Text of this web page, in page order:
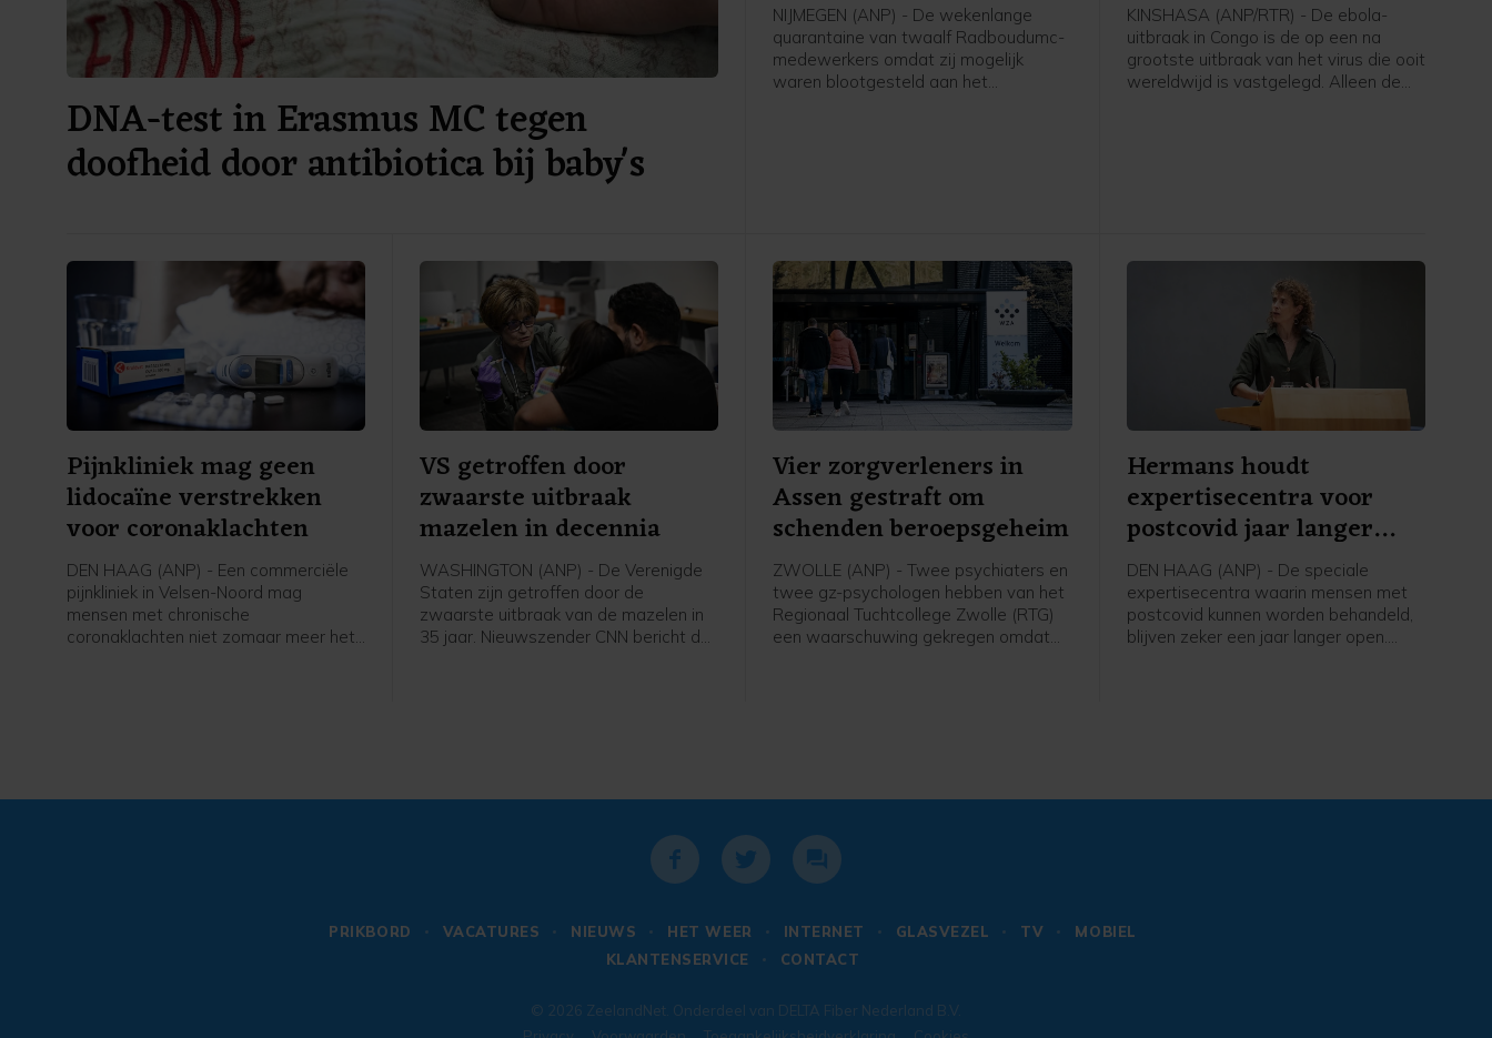
DNA-test in Erasmus MC tegen
doofheid door antibiotica bij baby's
NIJMEGEN (ANP) - De wekenlange
quarantaine van twaalf Radboudumc-
medewerkers omdat zij mogelijk
waren blootgesteld aan het
KINSHASA (ANP/RTR) - De ebola-
uitbraak in Congo is de op een na
grootste uitbraak van het virus die ooit
wereldwijd is vastgelegd. Alleen de
Pijnkliniek mag geen
lidocaïne verstrekken
voor coronaklachten
DEN HAAG (ANP) - Een commerciële
pijnkliniek in Velsen-Noord mag
mensen met chronische
coronaklachten niet zomaar meer het
VS getroffen door
zwaarste uitbraak
mazelen in decennia
WASHINGTON (ANP) - De Verenigde
Staten zijn getroffen door de
zwaarste uitbraak van de mazelen in
35 jaar. Nieuwszender CNN bericht dat
Vier zorgverleners in
Assen gestraft om
schenden beroepsgeheim
ZWOLLE (ANP) - Twee psychiaters en
twee gz-psychologen hebben van het
Regionaal Tuchtcollege Zwolle (RTG)
een waarschuwing gekregen omdat
Hermans houdt
expertisecentra voor
postcovid jaar langer
open
DEN HAAG (ANP) - De speciale
expertisecentra waarin mensen met
postcovid kunnen worden behandeld,
blijven zeker een jaar langer open.
PRIKBORD VACATURES NIEUWS HET WEER INTERNET GLASVEZEL TV
MOBIEL
KLANTENSERVICE
CONTACT
© 2026 ZeelandNet . Onderdeel van DELTA Fiber Nederland B.V.